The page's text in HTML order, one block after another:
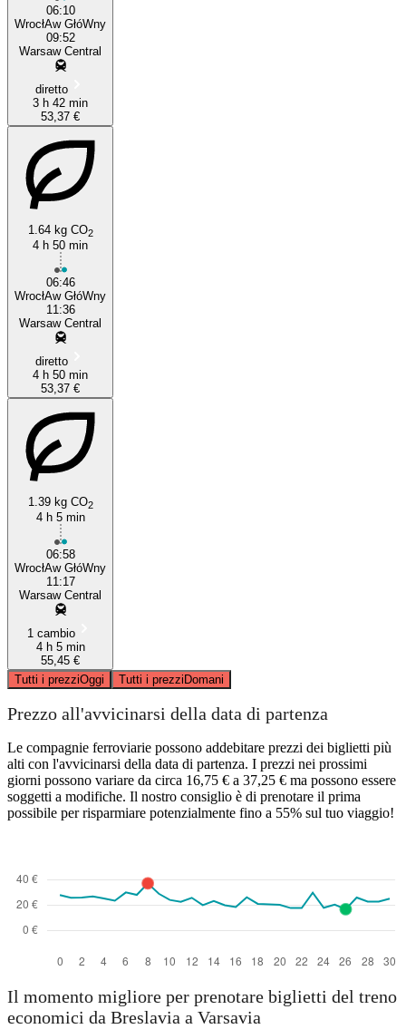
06:10
WrocłAw GłóWny
09:52
Warsaw Central
diretto
3 h 42 min
53,37 €
1.64 kg CO2
4 h 50 min
06:46
WrocłAw GłóWny
11:36
Warsaw Central
diretto
4 h 50 min
53,37 €
1.39 kg CO2
4 h 5 min
06:58
WrocłAw GłóWny
11:17
Warsaw Central
1 cambio
4 h 5 min
55,45 €
Tutti i prezziOggi Tutti i prezziDomani
Prezzo all'avvicinarsi della data di partenza
Le compagnie ferroviarie possono addebitare prezzi dei biglietti più
alti con l'avvicinarsi della data di partenza. I prezzi nei prossimi
giorni possono variare da circa 16,75 € a 37,25 € ma possono essere
soggetti a modifiche. Il nostro consiglio è di prenotare il prima
possibile per risparmiare potenzialmente fino a 55% sul tuo viaggio!
Il momento migliore per prenotare biglietti del treno
economici da Breslavia a Varsavia